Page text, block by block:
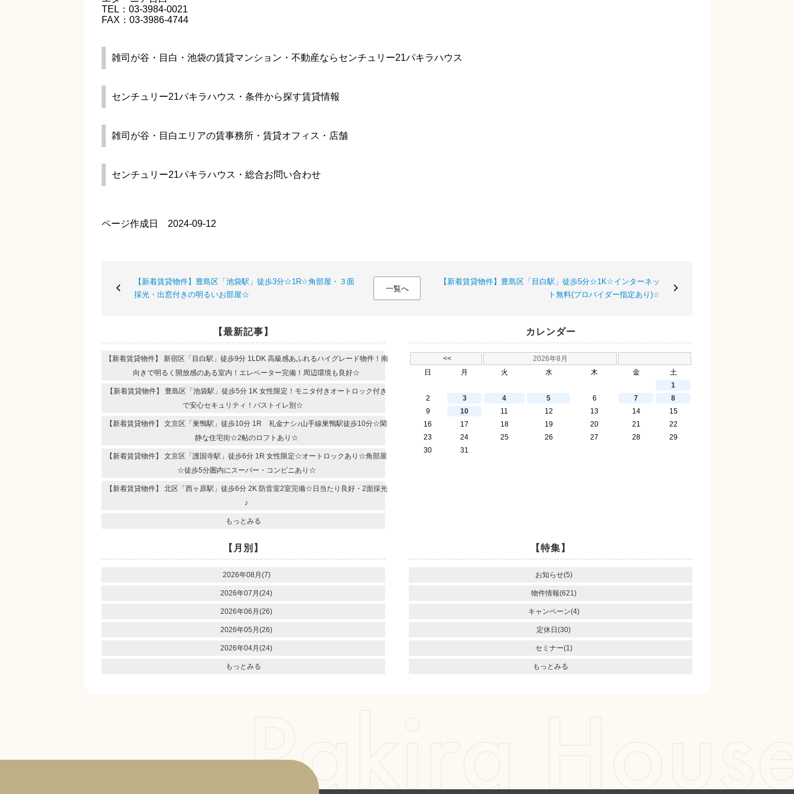
TEL：03-3984-0021
FAX：03-3986-4744
雑司が谷・目白・池袋の賃貸マンション・不動産ならセンチュリー21パキラハウス
センチュリー21パキラハウス・条件から探す賃貸情報
雑司が谷・目白エリアの賃事務所・賃貸オフィス・店舗
センチュリー21パキラハウス・総合お問い合わせ
ページ作成日 2024-09-12
【新着賃貸物件】豊島区「池袋駅」徒歩3分☆1R☆角部屋・３面
採光・出窓付きの明るいお部屋☆
一覧へ
【新着賃貸物件】豊島区「目白駅」徒歩5分☆1K☆インターネッ
ト無料(プロバイダー指定あり)☆
【最新記事】
【新着賃貸物件】 新宿区「目白駅」徒歩9分 1LDK 高級感あふれるハイグレード物件！南
向きで明るく開放感のある室内！エレベーター完備！周辺環境も良好☆
【新着賃貸物件】 豊島区「池袋駅」徒歩5分 1K 女性限定！モニタ付きオートロック付き
で安心セキュリティ！バストイレ別☆
【新着賃貸物件】 文京区「巣鴨駅」徒歩10分 1R 礼金ナシ♪山手線巣鴨駅徒歩10分☆閑
静な住宅街☆2帖のロフトあり☆
【新着賃貸物件】 文京区「護国寺駅」徒歩6分 1R 女性限定☆オートロックあり☆角部屋
☆徒歩5分圏内にスーパー・コンビニあり☆
【新着賃貸物件】 北区「西ヶ原駅」徒歩6分 2K 防音室2室完備☆日当たり良好・2面採光
♪
もっとみる
カレンダー
<<
2026年8月
日
月 火 水 木 金
土
1
2
3 4 5 6 7
8
9
10 11 12 13 14
15
16
17 18 19 20 21
22
23
24 25 26 27 28
29
30
31
【月別】
2026年08月(7)
2026年07月(24)
2026年06月(26)
2026年05月(26)
2026年04月(24)
もっとみる
【特集】
お知らせ(5)
物件情報(621)
キャンペーン(4)
定休日(30)
セミナー(1)
もっとみる